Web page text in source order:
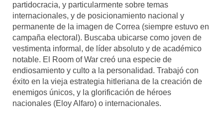
partidocracia, y particularmente sobre temas
internacionales, y de posicionamiento nacional y
permanente de la imagen de Correa (siempre estuvo en
campaña electoral). Buscaba ubicarse como joven de
vestimenta informal, de líder absoluto y de académico
notable. El Room of War creó una especie de
endiosamiento y culto a la personalidad. Trabajó con
éxito en la vieja estrategia hitleriana de la creación de
enemigos únicos, y la glorificación de héroes
nacionales (Eloy Alfaro) o internacionales.